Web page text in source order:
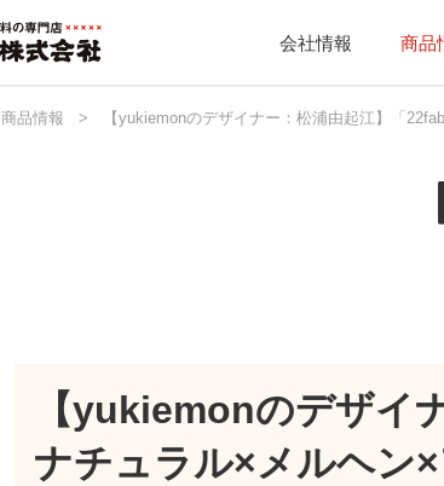
会社情報 商品
商品情報 > 【yukiemonのデザイナー：松浦由起江】「
【yukiemonのデザイ
ナチュラル×メルヘン